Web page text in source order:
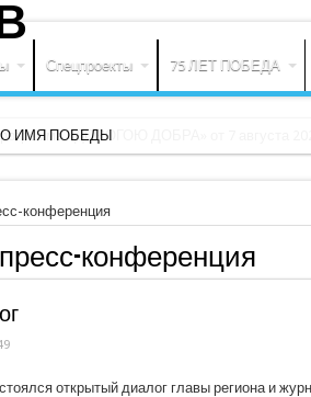
Спецпроекты 75 ЛЕТ ПОБЕДА
ИМЯ ПОБЕДЫ
конференция
пресс-конференция
открытый диалог главы региона и